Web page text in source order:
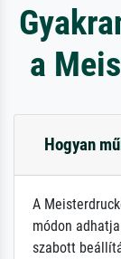
a
Hogyan
A
módon
szabott